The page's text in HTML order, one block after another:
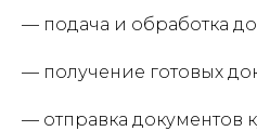
— подача и обработка
— получение готовых
— отправка документов